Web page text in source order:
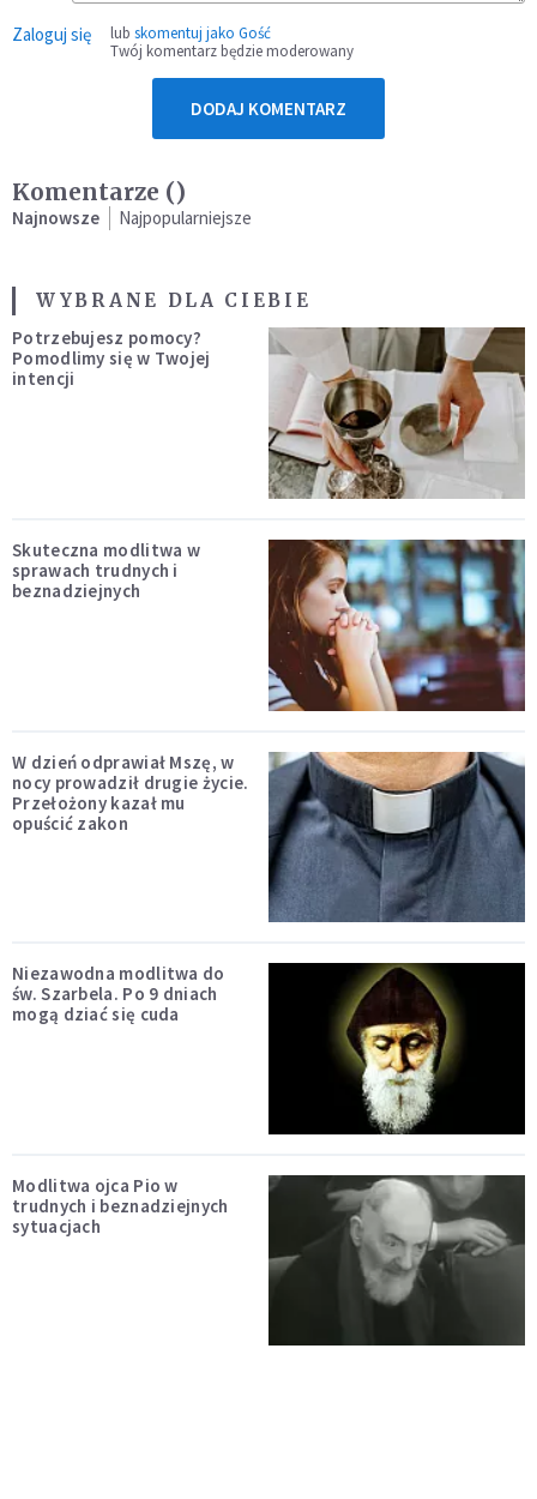
Zaloguj się lub skomentuj jako Gość
Twój komentarz będzie moderowany
DODAJ KOMENTARZ
Komentarze ()
Najnowsze Najpopularniejsze
WYBRANE DLA CIEBIE
Potrzebujesz pomocy?
Pomodlimy się w Twojej
intencji
Skuteczna modlitwa w
sprawach trudnych i
beznadziejnych
W dzień odprawiał Mszę, w
nocy prowadził drugie życie.
Przełożony kazał mu
opuścić zakon
Niezawodna modlitwa do
św. Szarbela. Po 9 dniach
mogą dziać się cuda
Modlitwa ojca Pio w
trudnych i beznadziejnych
sytuacjach